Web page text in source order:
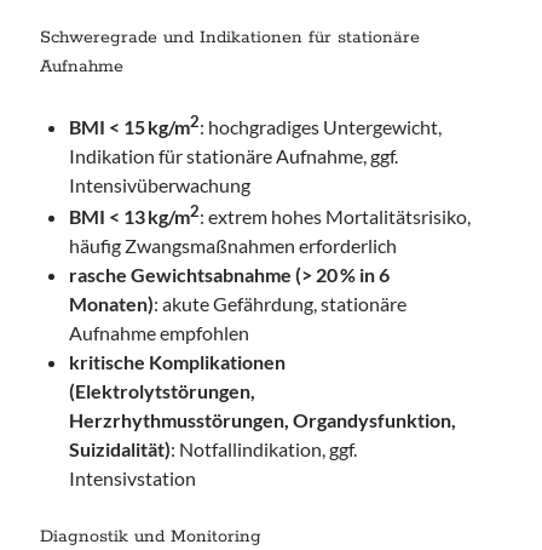
Schweregrade und Indikationen für stationäre
Aufnahme
BMI < 15 kg/m2: hochgradiges Untergewicht,
Indikation für stationäre Aufnahme, ggf.
Intensivüberwachung
BMI < 13 kg/m2: extrem hohes Mortalitätsrisiko,
häufig Zwangsmaßnahmen erforderlich
rasche Gewichtsabnahme (> 20 % in 6
Monaten): akute Gefährdung, stationäre
Aufnahme empfohlen
kritische Komplikationen
(Elektrolytstörungen,
Herzrhythmusstörungen, Organdysfunktion,
Suizidalität): Notfallindikation, ggf.
Intensivstation
Diagnostik und Monitoring